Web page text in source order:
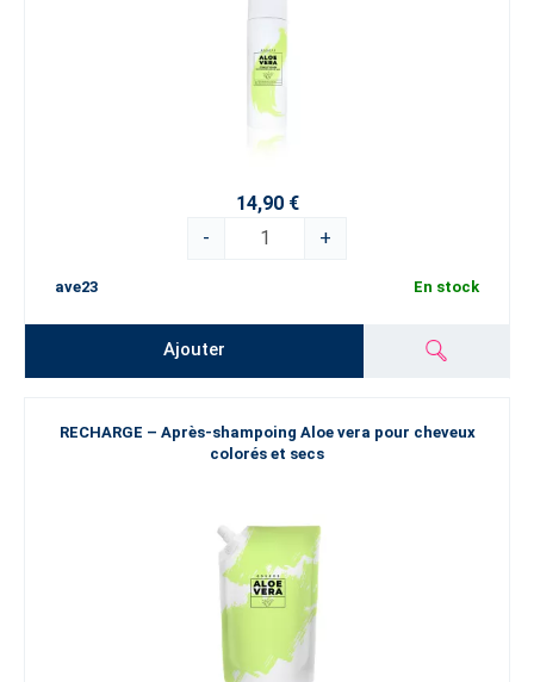
14,90 €
-
+
ave23 En stock
Ajouter
RECHARGE – Après-shampoing Aloe vera pour cheveux
colorés et secs